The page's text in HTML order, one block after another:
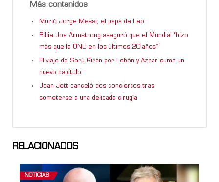
Más contenidos
Murió Jorge Messi, el papá de Leo
Billie Joe Armstrong aseguró que el Mundial “hizo
más que la ONU en los últimos 20 años”
El viaje de Serú Girán por Lebón y Aznar suma un
nuevo capítulo
Joan Jett canceló dos conciertos tras
someterse a una delicada cirugía
RELACIONADOS
NOTICIAS